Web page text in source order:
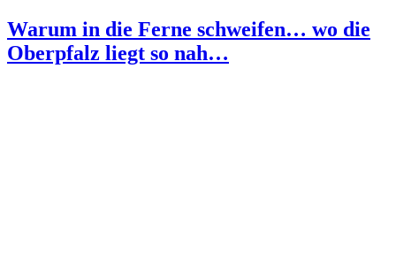
Warum in die Ferne schweifen… wo die
Oberpfalz liegt so nah…